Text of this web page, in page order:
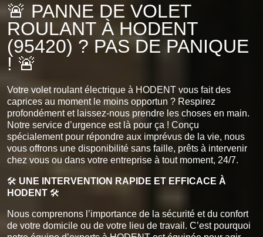
🚨 PANNE DE VOLET
ROULANT À HODENT
(95420) ? PAS DE PANIQUE
! 🚨
Votre volet roulant électrique à HODENT vous fait des
caprices au moment le moins opportun ? Respirez
profondément et laissez-nous prendre les choses en main.
Notre service d’urgence est là pour ça ! Conçu
spécialement pour répondre aux imprévus de la vie, nous
vous offrons une disponibilité sans faille, prêts à intervenir
chez vous ou dans votre entreprise à tout moment, 24/7.
🛠️ UNE INTERVENTION RAPIDE ET EFFICACE À
HODENT 🛠️
Nous comprenons l’importance de la sécurité et du confort
de votre domicile ou de votre lieu de travail. C’est pourquoi